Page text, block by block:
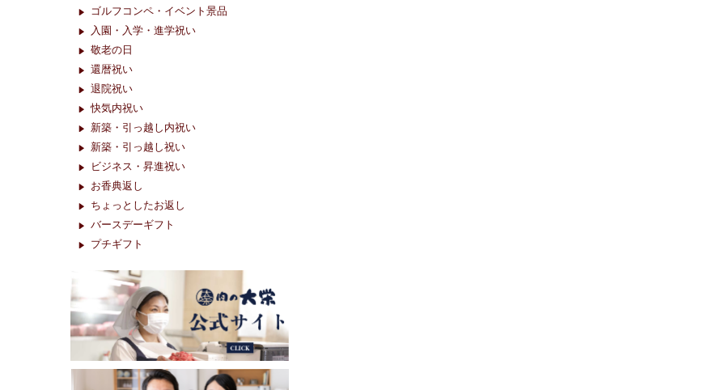
ゴルフコンペ・イベント景品
入園・入学・進学祝い
敬老の日
還暦祝い
退院祝い
快気内祝い
新築・引っ越し内祝い
新築・引っ越し祝い
ビジネス・昇進祝い
お香典返し
ちょっとしたお返し
バースデーギフト
プチギフト